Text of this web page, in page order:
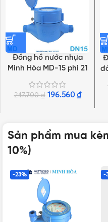
Đồng hồ nước nhựa
Minh Hòa MD-15 phi 21
247.700₫ 196.560 ₫
Sản phẩm mua
10%)
-23% -